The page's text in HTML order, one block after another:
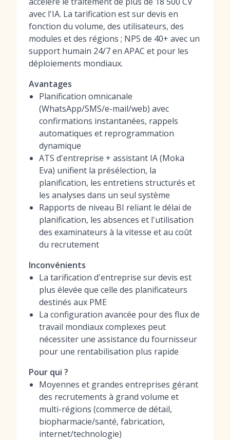
avec l'IA. La tarification est sur devis en
fonction du volume, des utilisateurs, des
modules et des régions ; NPS de 40+ avec un
support humain 24/7 en APAC et pour les
déploiements mondiaux.
Avantages
Planification omnicanale
(WhatsApp/SMS/e-mail/web) avec
confirmations instantanées, rappels
automatiques et reprogrammation
dynamique
ATS d'entreprise + assistant IA (Moka
Eva) unifient la présélection, la
planification, les entretiens structurés et
les analyses dans un seul système
Rapports de niveau BI reliant le délai de
planification, les absences et l'utilisation
des examinateurs à la vitesse et au coût
du recrutement
Inconvénients
La tarification d'entreprise sur devis est
plus élevée que celle des planificateurs
destinés aux PME
La configuration avancée pour des flux de
travail mondiaux complexes peut
nécessiter une assistance du fournisseur
pour une rentabilisation plus rapide
Pour qui ?
Moyennes et grandes entreprises gérant
des recrutements à grand volume et
multi-régions (commerce de détail,
biopharmacie/santé, fabrication,
internet/technologie)